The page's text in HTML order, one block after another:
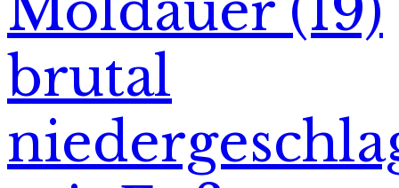
brutal